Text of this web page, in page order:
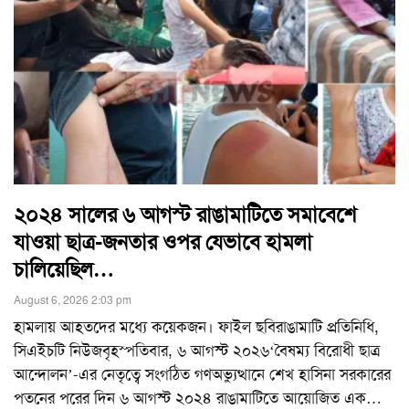
২০২৪ সালের ৬ আগস্ট রাঙামাটিতে সমাবেশে
যাওয়া ছাত্র-জনতার ওপর যেভাবে হামলা
চালিয়েছিল…
August 6, 2026 2:03 pm
হামলায় আহতদের মধ্যে কয়েকজন। ফাইল ছবিরাঙামাটি প্রতিনিধি,
সিএইচটি নিউজবৃহস্পতিবার, ৬ আগস্ট ২০২৬‘বৈষম্য বিরোধী ছাত্র
আন্দোলন’-এর নেতৃত্বে সংগঠিত গণঅভ্যুত্থানে শেখ হাসিনা সরকারের
পতনের পরের দিন ৬ আগস্ট ২০২৪ রাঙামাটিতে আয়োজিত এক…